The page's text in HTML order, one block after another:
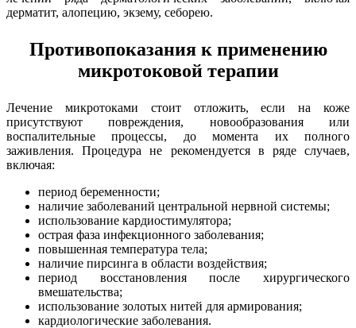
дерматит, алопецию, экзему, себорею.
Противопоказания к применению
микротоковой терапии
Лечение микротоками стоит отложить, если на коже
присутствуют повреждения, новообразования или
воспалительные процессы, до момента их полного
заживления. Процедура не рекомендуется в ряде случаев,
включая:
период беременности;
наличие заболеваний центральной нервной системы;
использование кардиостимулятора;
острая фаза инфекционного заболевания;
повышенная температура тела;
наличие пирсинга в области воздействия;
период восстановления после хирургического
вмешательства;
использование золотых нитей для армирования;
кардиологические заболевания.